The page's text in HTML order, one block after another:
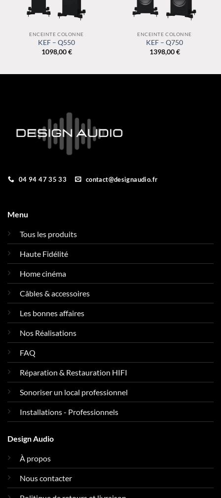
ENCEINTE COLONNE
KEF – Q550
1098,00€
ENCEINTE COLONNE
KEF – Q750
1398,00€
04 94 47 35 33 contact@designaudio.fr
Menu
Tous les produits
Haute Fidélité
Home cinéma
Câbles & accessoires
Les bonnes affaires
Nos Réalisations
FAQ
Réparation & Restauration HIFI
Sonoriser un local professionnel
Installations - Professionnels
Design Audio
À propos
Nous contacter